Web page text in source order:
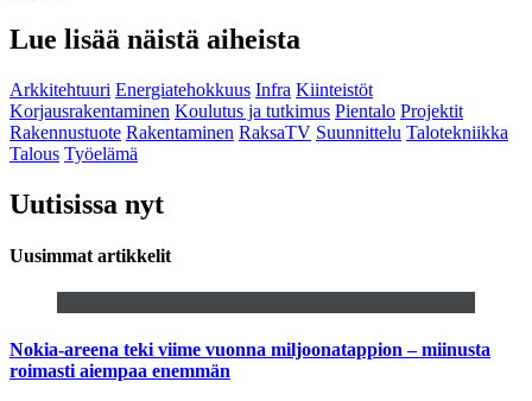
Lue lisää näistä aiheista
Arkkitehtuuri Energiatehokkuus Infra Kiinteistöt
Korjausrakentaminen Koulutus ja tutkimus Pientalo Projektit
Rakennustuote Rakentaminen RaksaTV Suunnittelu Talotekniikka
Talous Työelämä
Uutisissa nyt
Uusimmat artikkelit
Nokia-areena teki viime vuonna miljoonatappion – miinusta
roimasti aiempaa enemmän